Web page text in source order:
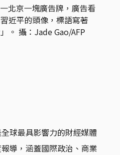
北京一塊廣告牌，廣告看
近平的頭像，標語寫著
。 攝：Jade Gao/AFP
球最具影響力的財經媒體
導，涵蓋國際政治、商業